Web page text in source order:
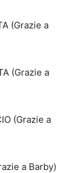
(Grazie a
(Grazie a
(Grazie a
a Barby)